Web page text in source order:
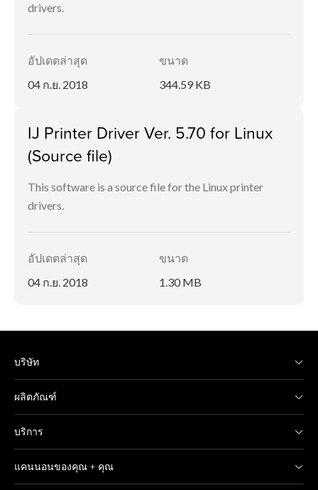
drivers.
อัปเดตล่าสุด
04 ก.ย. 2018
ขนาด
344.59 KB
IJ Printer Driver Ver. 5.70 for Linux
(Source file)
This software is a source file for the Linux printer
drivers.
อัปเดตล่าสุด
04 ก.ย. 2018
ขนาด
1.30 MB
บริษัท
ผลิตภัณฑ์
บริการ
แคนนอนของคุณ + คุณ